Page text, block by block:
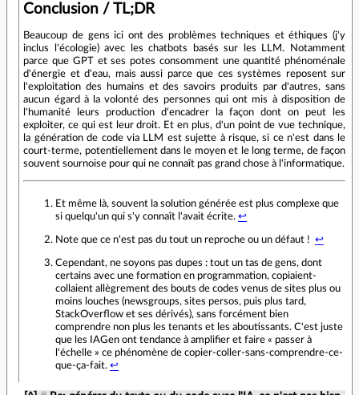
Conclusion / TL;DR
Beaucoup de gens ici ont des problèmes techniques et éthiques (j'y
inclus l'écologie) avec les chatbots basés sur les LLM. Notamment
parce que GPT et ses potes consomment une quantité phénoménale
d'énergie et d'eau, mais aussi parce que ces systèmes reposent sur
l'exploitation des humains et des savoirs produits par d'autres, sans
aucun égard à la volonté des personnes qui ont mis à disposition de
l'humanité leurs production d'encadrer la façon dont on peut les
exploiter, ce qui est leur droit. Et en plus, d'un point de vue technique,
la génération de code via LLM est sujette à risque, si ce n'est dans le
court-terme, potentiellement dans le moyen et le long terme, de façon
souvent sournoise pour qui ne connaît pas grand chose à l'informatique.
Et même là, souvent la solution générée est plus complexe que
si quelqu'un qui s'y connaît l'avait écrite.↩
Note que ce n'est pas du tout un reproche ou un défaut !↩
Cependant, ne soyons pas dupes : tout un tas de gens, dont
certains avec une formation en programmation, copiaient-
collaient allègrement des bouts de codes venus de sites plus ou
moins louches (newsgroups, sites persos, puis plus tard,
StackOverflow et ses dérivés), sans forcément bien
comprendre non plus les tenants et les aboutissants. C'est juste
que les IAGen ont tendance à amplifier et faire « passer à
l'échelle » ce phénomène de copier-coller-sans-comprendre-ce-
que-ça-fait.↩